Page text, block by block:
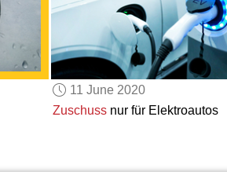
11 June 2020
Zuschussnur für Elektroautos